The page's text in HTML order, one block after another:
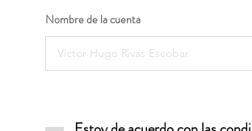
Nombre de la cuenta